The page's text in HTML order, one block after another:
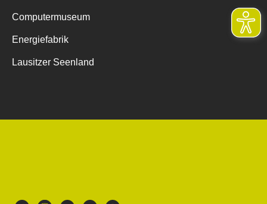
Computermuseum
Energiefabrik
Lausitzer Seenland